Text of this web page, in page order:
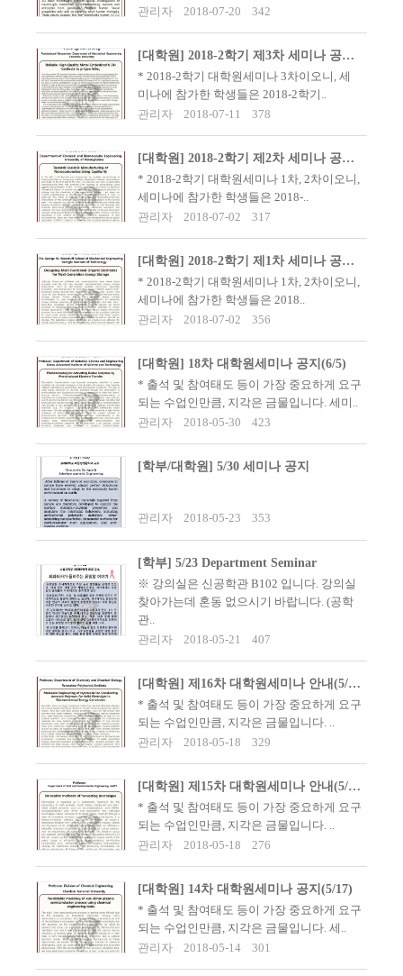
관리자
2018-07-20 342
[대학원] 2018-2학기 제3차 세미나 공지(7/27)
​​​* 2018-2학기 대학원세미나 3차이오니, 세
미나에 참가한 학생들은 2018-2학기..
관리자
2018-07-11 378
[대학원] 2018-2학기 제2차 세미나 공지(7/13, 17:00)
​​* 2018-2학기 대학원세미나 1차, 2차이오니,
세미나에 참가한 학생들은 2018-..
관리자
2018-07-02 317
[대학원] 2018-2학기 제1차 세미나 공지(7/13, 16:00)
​​​* 2018-2학기 대학원세미나 1차, 2차이오니,
세미나에 참가한 학생들은 2018..
관리자
2018-07-02 356
[대학원] 18차 대학원세미나 공지(6/5)
* 출석 및 참여태도 등이 가장 중요하게 요구
되는 수업인만큼, 지각은 금물입니다. 세미..
관리자
2018-05-30 423
[학부/대학원] 5/30 세미나 공지
관리자 2018-05-23 353
[학부] 5/23 Department Seminar
※ 강의실은 신공학관 B102 입니다. 강의실
찾아가는데 혼동 없으시기 바랍니다. (공학
관..
관리자
2018-05-21 407
[대학원] 제16차 대학원세미나 안내(5/24 17:00)
​​* 출석 및 참여태도 등이 가장 중요하게 요구
되는 수업인만큼, 지각은 금물입니다. ..
관리자
2018-05-18 329
[대학원] 제15차 대학원세미나 안내(5/24 15:00)
​​* 출석 및 참여태도 등이 가장 중요하게 요구
되는 수업인만큼, 지각은 금물입니다. ..
관리자
2018-05-18 276
[대학원] 14차 대학원세미나 공지(5/17)
​* 출석 및 참여태도 등이 가장 중요하게 요구
되는 수업인만큼, 지각은 금물입니다. 세..
관리자
2018-05-14 301